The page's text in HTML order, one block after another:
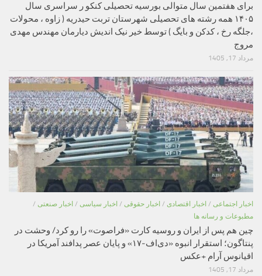
برای هفتمین سال متوالی بورسیه تحصیلی کنکو ر سراسری سال
۱۴۰۵ همه رشته های تحصیلی شهرستان تربت حیدریه ( زاوه ، محولات
،جلگه رخ ، کدکن و بایگ ) توسط خیر نیک اندیش دیارمان مهندس مهدی
مروج
مرداد 17, 1405
اخبار اجتماعی / اخبار اقتصادی / اخبار حقوقی / اخبار سیاسی / اخبار صنعتی /
مطبوعات و رسانه ها
چین هم پس از ایران و روسیه کارت «فراصوت» را رو کرد/ وحشت در
پنتاگون؛ استقرار انبوه «دی‌اف‑۱۷» و پایان عصر پدافند آمریکا در
اقیانوس آرام +عکس
مرداد 17, 1405